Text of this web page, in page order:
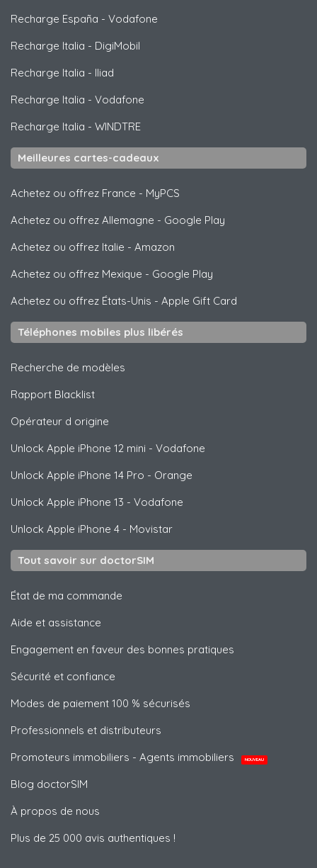
Recharge España - Vodafone
Recharge Italia - DigiMobil
Recharge Italia - Iliad
Recharge Italia - Vodafone
Recharge Italia - WINDTRE
Meilleures cartes-cadeaux
Achetez ou offrez France - MyPCS
Achetez ou offrez Allemagne - Google Play
Achetez ou offrez Italie - Amazon
Achetez ou offrez Mexique - Google Play
Achetez ou offrez États-Unis - Apple Gift Card
Téléphones mobiles plus libérés
Recherche de modèles
Rapport Blacklist
Opérateur d origine
Unlock Apple iPhone 12 mini - Vodafone
Unlock Apple iPhone 14 Pro - Orange
Unlock Apple iPhone 13 - Vodafone
Unlock Apple iPhone 4 - Movistar
Tout savoir sur doctorSIM
État de ma commande
Aide et assistance
Engagement en faveur des bonnes pratiques
Sécurité et confiance
Modes de paiement 100 % sécurisés
Professionnels et distributeurs
Promoteurs immobiliers - Agents immobiliers
NOUVEAU
Blog doctorSIM
À propos de nous
Plus de 25 000 avis authentiques !